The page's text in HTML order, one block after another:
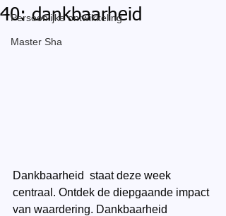
Persoonlijke ontwikkeling
Master Sha
40: dankbaarheid
Dankbaarheid  staat deze week
centraal. Ontdek de diepgaande impact
van waardering. Dankbaarheid